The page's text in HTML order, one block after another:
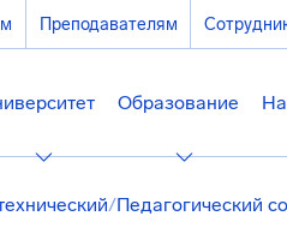
Преподавателям
Образование
/Педагогический